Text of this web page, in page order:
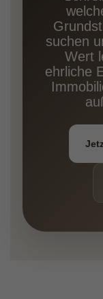
suchen
Wert
ehrliche